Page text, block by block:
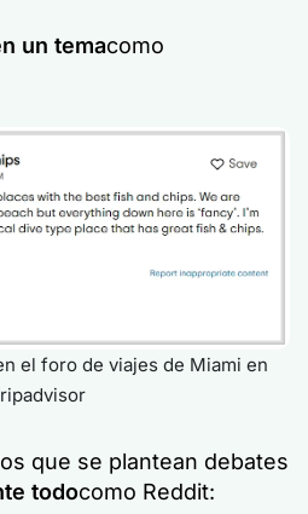
un temacomo
el foro de viajes de Miami en
que se plantean debates
todocomo Reddit: